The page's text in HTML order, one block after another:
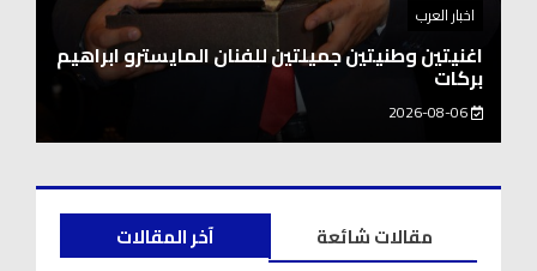
اخبار العرب
اغنيتين وطنيتين جميلتين للفنان المايسترو ابراهيم
بركات
2026-08-06
آخر المقالات
مقالات شائعة